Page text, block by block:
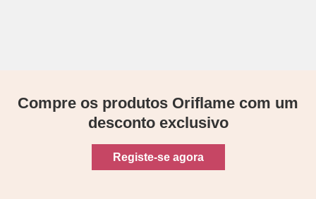
Compre os produtos Oriflame com um
desconto exclusivo
Registe-se agora